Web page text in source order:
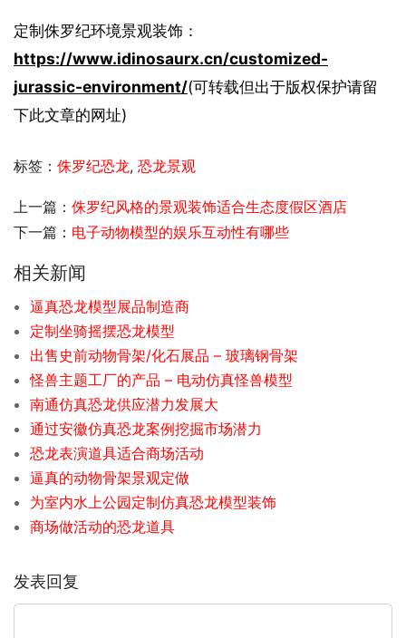
定制侏罗纪环境景观装饰：
https://www.idinosaurx.cn/customized-
jurassic-environment/(可转载但出于版权保护请留
下此文章的网址)
标签： 侏罗纪恐龙, 恐龙景观
上一篇： 侏罗纪风格的景观装饰适合生态度假区酒店
下一篇： 电子动物模型的娱乐互动性有哪些
相关新闻
逼真恐龙模型展品制造商
定制坐骑摇摆恐龙模型
出售史前动物骨架/化石展品 – 玻璃钢骨架
怪兽主题工厂的产品 – 电动仿真怪兽模型
南通仿真恐龙供应潜力发展大
通过安徽仿真恐龙案例挖掘市场潜力
恐龙表演道具适合商场活动
逼真的动物骨架景观定做
为室内水上公园定制仿真恐龙模型装饰
商场做活动的恐龙道具
发表回复